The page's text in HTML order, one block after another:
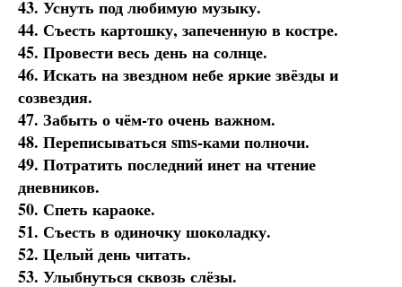
43. Уснуть под любимую музыку.
44. Съесть картошку, запеченную в костре.
45. Провести весь день на солнце.
46. Искать на звездном небе яркие звёзды и
созвездия.
47. Забыть о чём-то очень важном.
48. Переписываться sms-ками полночи.
49. Потратить последний инет на чтение
дневников.
50. Спеть караоке.
51. Съесть в одиночку шоколадку.
52. Целый день читать.
53. Улыбнуться сквозь слёзы.